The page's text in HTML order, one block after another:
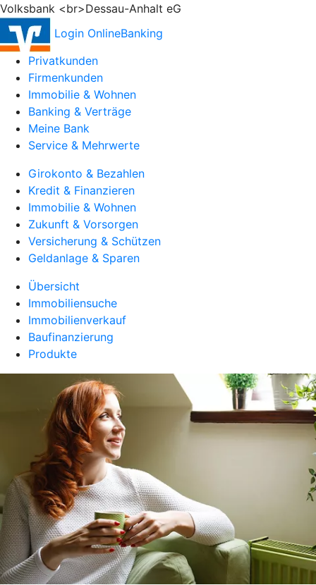
Volksbank <br>Dessau-Anhalt eG
Login OnlineBanking
Privatkunden
Firmenkunden
Immobilie & Wohnen
Banking & Verträge
Meine Bank
Service & Mehrwerte
Girokonto & Bezahlen
Kredit & Finanzieren
Immobilie & Wohnen
Zukunft & Vorsorgen
Versicherung & Schützen
Geldanlage & Sparen
Übersicht
Immobiliensuche
Immobilienverkauf
Baufinanzierung
Produkte